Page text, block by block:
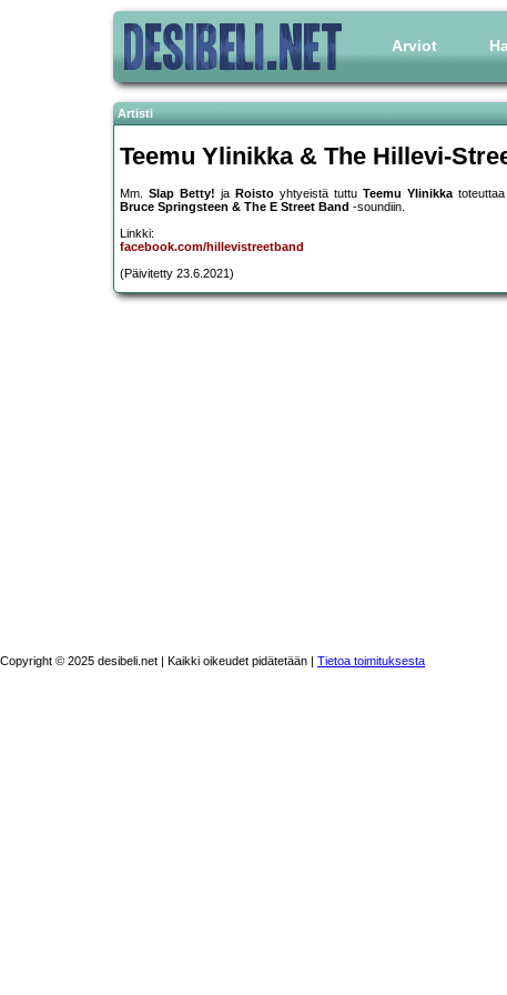
Arviot
Artisti
Teemu Ylinikka & The Hillevi-
Mm. Slap Betty! ja Roisto yhtyeistä tuttu Teemu Ylinikkatoteuttaa
Bruce Springsteen & The E Street Band -soundiin.
Linkki:
facebook.com/hillevistreetband
(Päivitetty 23.6.2021)
Copyright © 2025 desibeli.net | Kaikki oikeudet pidätetään | Tietoa toimituksesta